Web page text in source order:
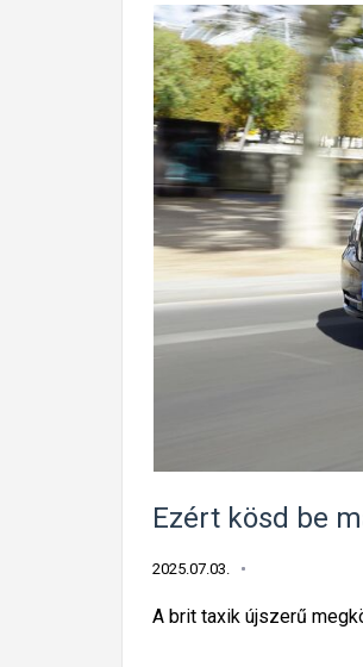
Ezért kösd be
2025.07.03.
A brit taxik újszerű